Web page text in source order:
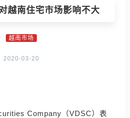
越南住宅市场影响不大
越南市场
2020-03-20
Company（VDSC）表